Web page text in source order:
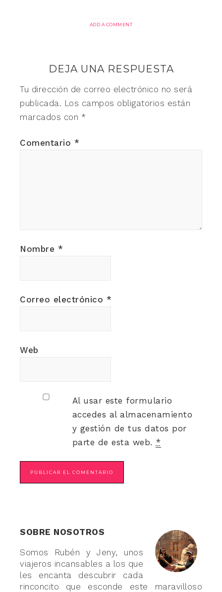
ADD A COMMENT
DEJA UNA RESPUESTA
Tu dirección de correo electrónico no será
publicada. Los campos obligatorios están
marcados con *
Comentario *
Nombre *
Correo electrónico *
Web
Al usar este formulario
accedes al almacenamiento
y gestión de tus datos por
parte de esta web. *
SOBRE NOSOTROS
Somos Rubén y Jeny, unos
viajeros incansables a los que
les encanta descubrir cada
rinconcito que esconde este maravilloso